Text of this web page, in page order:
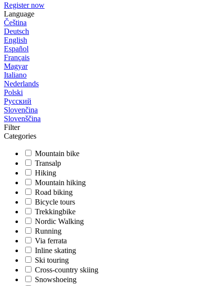
Register now
Language
Čeština
Deutsch
English
Español
Français
Magyar
Italiano
Nederlands
Polski
Русский
Slovenčina
Slovenščina
Filter
Categories
Mountain bike
Transalp
Hiking
Mountain hiking
Road biking
Bicycle tours
Trekkingbike
Nordic Walking
Running
Via ferrata
Inline skating
Ski touring
Cross-country skiing
Snowshoeing